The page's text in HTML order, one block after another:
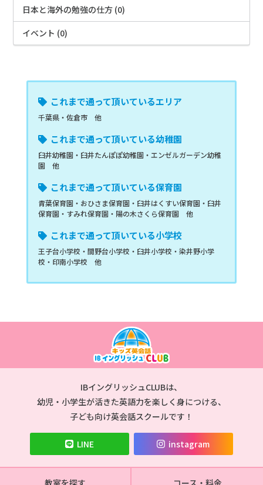
日本と海外の勉強の仕方 (0)
イベント (0)
これまで通って頂いているエリア
千葉県・佐倉市 他
これまで通って頂いている幼稚園
臼井幼稚園・臼井たんぽぽ幼稚園・エンゼルガーデン幼稚
園 他
これまで通って頂いている保育園
青葉保育園・おひさま保育園・臼井はくすい保育園・臼井
保育園・すみれ保育園・陽の木さくら保育園 他
これまで通って頂いている小学校
王子台小学校・間野台小学校・臼井小学校・染井野小学
校・印南小学校 他
キッズのための英
ングリッシュ
CLUB
IBイングリッシュCLUBは、
幼児・小学生が活きた英語力を楽しく身につける、
子ども向け英会話スクールです！
LINE instagram
教室を探す コース・料金